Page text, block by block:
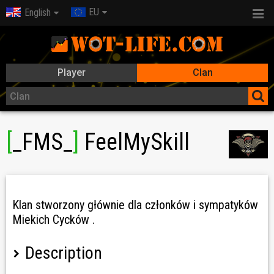
English EU
Player Clan
_FMS_ FeelMySkill
Klan stworzony głównie dla członków i sympatyków
Miekich Cycków .
Description